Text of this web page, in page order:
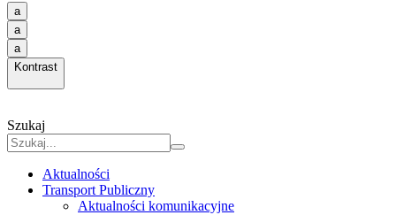
a
a
a
Kontrast
Szukaj
Aktualności
Transport Publiczny
Aktualności komunikacyjne